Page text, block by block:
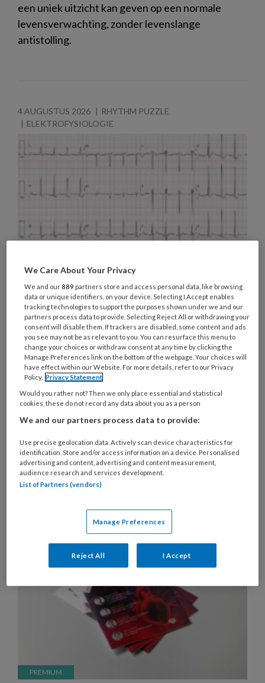
een uniek uitzicht kan geven op een normale
levensverwachting, zonder levenslange
antistolling.
4 AUGUSTUS 2026
RHYTHM PUZZLE
ELEKTROFYSIOLOGIE
Een patiënt met meerdere
risicofactoren… maar wat mist u?
Een 75-jarige vrouw presenteert zich met
aspecifieke klachten: buikpijn, misselijkheid,
braken, anorexie en uitgesproken vermoeidheid.
Kort daarvoor werd zij ontslagen uit het
ziekenhuis en haar medicatie was recent
gewijzigd.
We Care About Your Privacy
We and our889 partners store and access personal data, like browsing
data or unique identifiers, on your device. Selecting I Accept enables
tracking technologies to support the purposes shown under we and our
partners process data to provide. Selecting Reject All or withdrawing your
consent will disable them. If trackers are disabled, some content and ads
you see may not be as relevant to you. You can resurface this menu to
change your choices or withdraw consent at any time by clicking the
Manage Preferences link on the bottom of the webpage. Your choices will
have effect within our Website. For more details, refer to our Privacy
Policy. Privacy Statement
Would you rather not? Then we only place essential and statistical
cookies, these do not record any data about you as a person
We and our partners process data to provide:
Use precise geolocation data. Actively scan device characteristics for
identification. Store and/or access information on a device. Personalised
advertising and content, advertising and content measurement,
audience research and services development.
List of Partners (vendors)
Manage Preferences
Reject All I Accept